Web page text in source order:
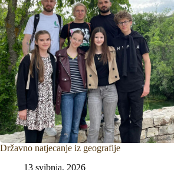
Državno natjecanje iz geografije
13 svibnja, 2026